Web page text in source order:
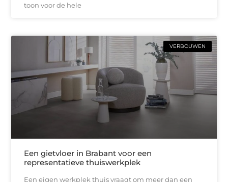
toon voor de hele
VERBOUWEN
Een gietvloer in Brabant voor een
representatieve thuiswerkplek
Een eigen werkplek thuis vraagt om meer dan een